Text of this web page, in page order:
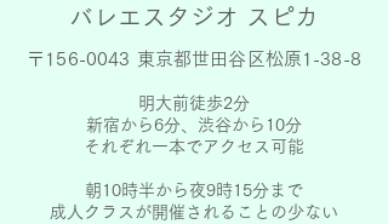
​バレエスタジオ スピカ
〒156-0043 東京都世田谷区松原1-38-8
明大前徒歩2分
新宿から6分、渋谷から10分
それぞれ一本でアクセス可能
朝10時半から夜9時15分まで
成人クラスが開催されることの少ない